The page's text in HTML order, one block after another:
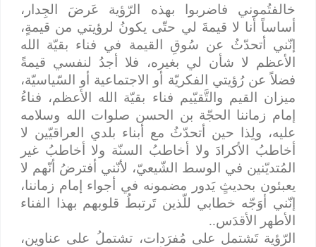
خالفتُموني فاضربوا بهذه الرّؤية عَرضَ الجِدار،
أساساً أنا لا قيمةَ لي حتّى يكونُ لرؤيتي من قيمةٍ،
إنّني أتحدّثُ عن سُوقِ القيمة في فناء بقيّة الله
الأعظم لا شأن لي بغيره، فلا أجدُ لنفسي قيمةً
فضلاً عن رُؤيتي الفكريّة أو الاجتماعية أو السّياسيّة،
ميزان القيم والتَّقيّيم فناء بقيّة الله الأعظم، فناءُ
إمام زماننا الحجّة بن الحسن صلوات الله وسلامه
عليه، ولِذا حين أتحدّثُ مع أبناء بلدي العراقيّين لا
أخاطبُ الأكرادَ ولا أخاطبُ السنّة ولا أخاطبُ غير
المُتديّنين في الوسط الشّيعيّ، لأنّني أفترضُ أنّهم لا
يعبئون بحديثٍ يَدور مضمونه في أجواء إمام زماننا،
إنّني أوَجّه خطابي للّذين تَرتبطُ قلوبهم بهذا الفناء
الأطهر الأقدَس..
الرّؤية تَشتمل على مُفرَدات، تشتملُ على عناوين،